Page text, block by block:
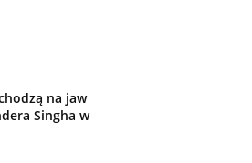
na jaw
Singha w